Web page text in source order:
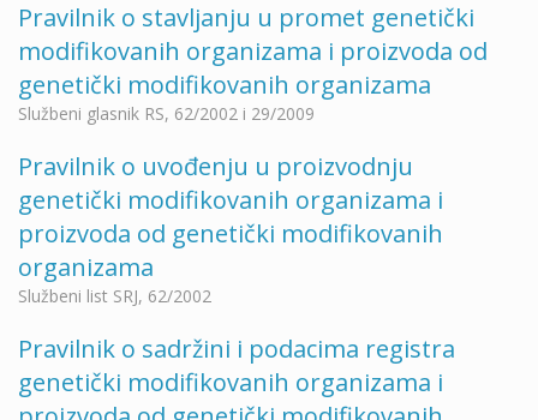
Pravilnik o stavlјanju u promet genetički
modifikovanih organizama i proizvoda od
genetički modifikovanih organizama
Službeni glasnik RS, 62/2002 i 29/2009
Pravilnik o uvođenju u proizvodnju
genetički modifikovanih organizama i
proizvoda od genetički modifikovanih
organizama
Službeni list SRJ, 62/2002
Pravilnik o sadržini i podacima registra
genetički modifikovanih organizama i